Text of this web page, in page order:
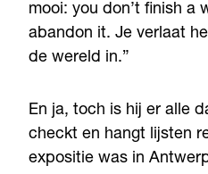
mooi: you don’t finish a
abandon it. Je verlaat
de wereld in.”
En ja, toch is hij er alle
checkt en hangt lijsten
expositie was in